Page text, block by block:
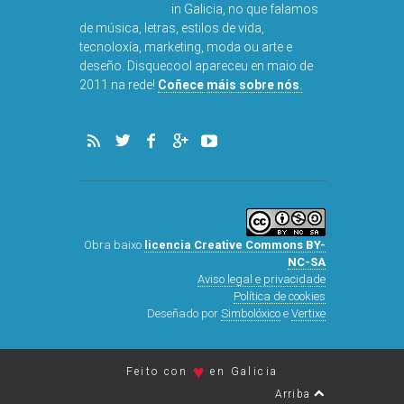
in Galicia, no que falamos
de música, letras, estilos de vida,
tecnoloxía, marketing, moda ou arte e
deseño. Disquecool apareceu en maio de
2011 na rede! Coñece máis sobre nós.
licencia Creative Commons BY-
NC-SA
Aviso legal e privacidade
Política de cookies
Deseñado por Simbolóxicoe Vertixe
♥